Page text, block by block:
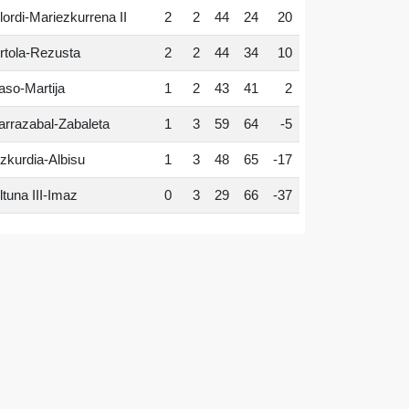
Mariezkurrena II 2 2 44 24 20
Rezusta 2 2 44 34 10
Martija 1 2 43 41 2
Zabaleta 1 3 59 64 -5
Albisu 1 3 48 65 -17
III-Imaz 0 3 29 66 -37